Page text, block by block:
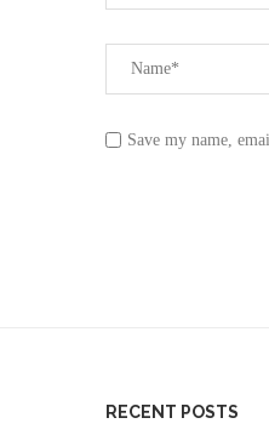
Save my name,
RECENT POSTS